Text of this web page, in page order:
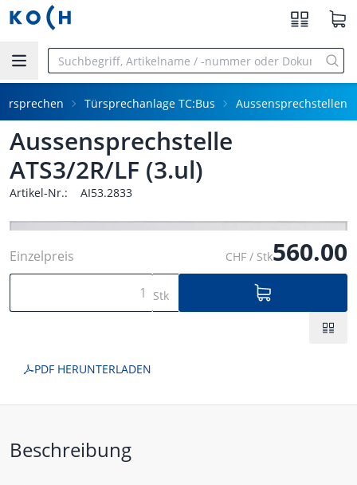
Zum Hauptinhalt springen
Türsprechanlage TC:Bus Aussensprechstellen
Aussensprechstelle
ATS3/2R/LF (3.ul)
Artikel-Nr.: AI53.2833
Einzelpreis CHF / Stk560.00
Stk
PDF HERUNTERLADEN
Beschreibung